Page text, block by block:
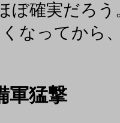
ぼ確実だろ
なってから
軍猛撃